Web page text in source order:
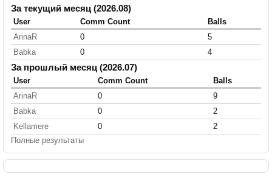
За текущий месяц (2026.08)
User Comm Count
Balls
ArinaR
0
5
Babka
0 4
За прошлый месяц (2026.07)
User Comm Count
Balls
ArinaR
0
9
Babka
0
2
Kellamere
0
2
Полные результаты